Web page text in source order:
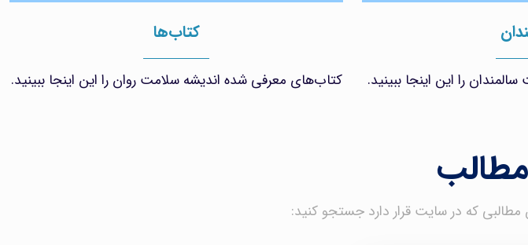
را این اینجا ببینید.
کتاب‌ها
کتاب‌های معرفی شده اندیشه سلامت روان را این اینجا ببینید.
که در سایت قرار دارد جستجو کنید: